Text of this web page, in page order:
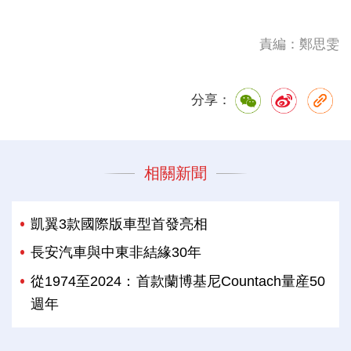
責編：鄭思雯
分享：
相關新聞
凱翼3款國際版車型首發亮相
長安汽車與中東非結緣30年
從1974至2024：首款蘭博基尼Countach量産50
週年